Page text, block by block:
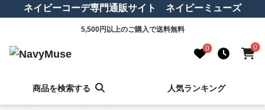
ネイビーコーデ専門通販サイト ネイビーミューズ
5,500円以上のご購入で送料無料
0 0
商品を検索する 人気ランキング